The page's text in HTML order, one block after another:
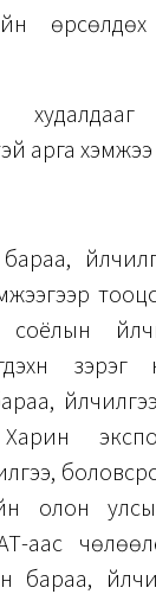
арга
соёлын
олон
аас
бараа,